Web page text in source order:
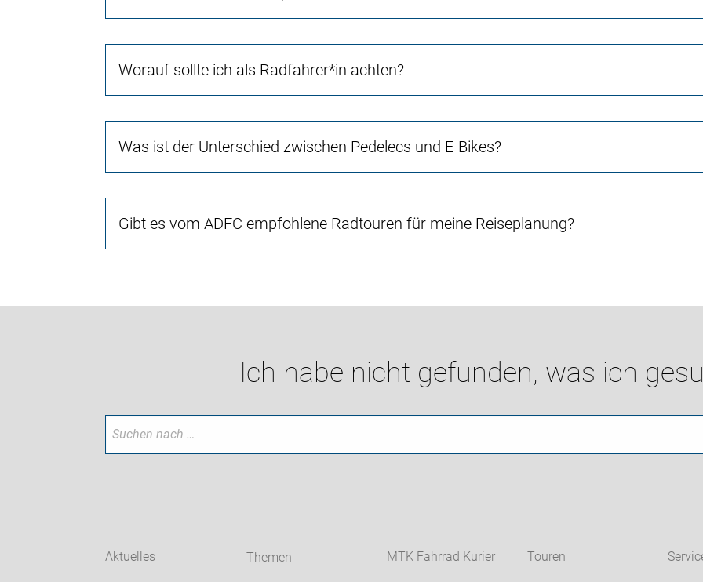
Worauf sollte ich als Radfahrer*in achten?
Was ist der Unterschied zwischen Pedelecs und E-Bikes?
Gibt es vom ADFC empfohlene Radtouren für meine Reiseplanung?
Ich habe nicht gefunden, was ich
Aktuelles Themen MTK Fahrrad Kurier Touren